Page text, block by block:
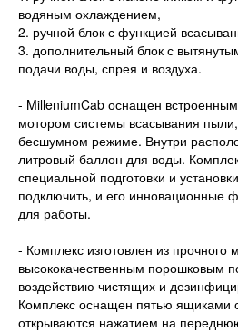
водяным охлаждением,
2. ручной блок с функцией
3. дополнительный блок с
подачи воды, спрея и воздуха.
- MilleniumCab оснащен
мотором системы всасывания
бесшумном режиме. Внутри
литровый баллон для воды.
специальной подготовки и
подключить, и его инновационные
для работы.
- Комплекс изготовлен из прочного
высококачественным порошковым
воздействию чистящих и
Комплекс оснащен пятью ящиками
открываются нажатием на